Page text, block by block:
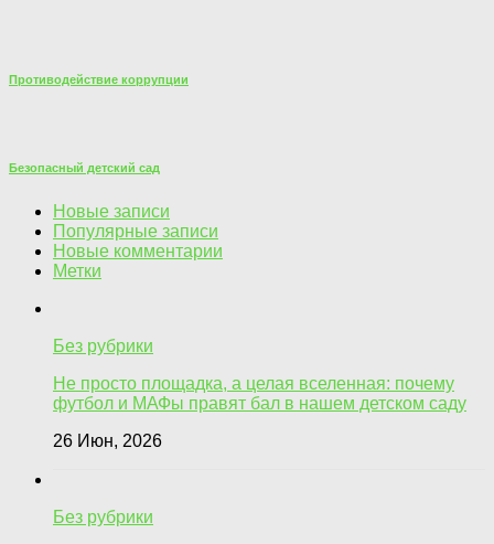
Противодействие коррупции
Безопасный детский сад
Новые записи
Популярные записи
Новые комментарии
Метки
Без рубрики
Не просто площадка, а целая вселенная: почему
футбол и МАФы правят бал в нашем детском саду
26 Июн, 2026
Без рубрики